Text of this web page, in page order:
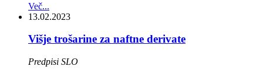
Več...
13.02.2023
Višje trošarine za naftne derivate
Predpisi SLO